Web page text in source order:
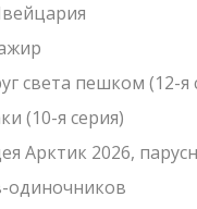
света пешком (12-я
(10-я серия)
Арктик 2026,
одиночников